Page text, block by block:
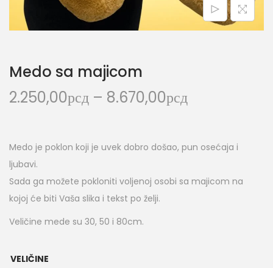
Medo sa majicom
2.250,00рсд – 8.670,00рсд
Medo je poklon koji je uvek dobro došao, pun osećaja i
ljubavi.
Sada ga možete pokloniti voljenoj osobi sa majicom na
kojoj će biti Vaša slika i tekst po želji.
Veličine mede su 30, 50 i 80cm.
VELIČINE